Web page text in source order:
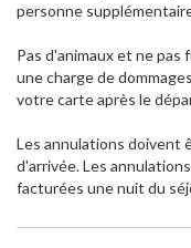
personne
Pas d'animaux et ne pas
une charge de
votre carte après le
Les annulations doivent
d'arrivée. Les
facturées une nuit du